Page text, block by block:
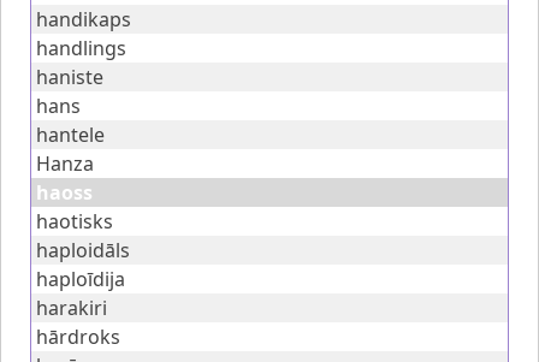
handikaps
handlings
haniste
hans
hantele
Hanza
haoss
haotisks
haploidāls
haploīdija
harakiri
hārdroks